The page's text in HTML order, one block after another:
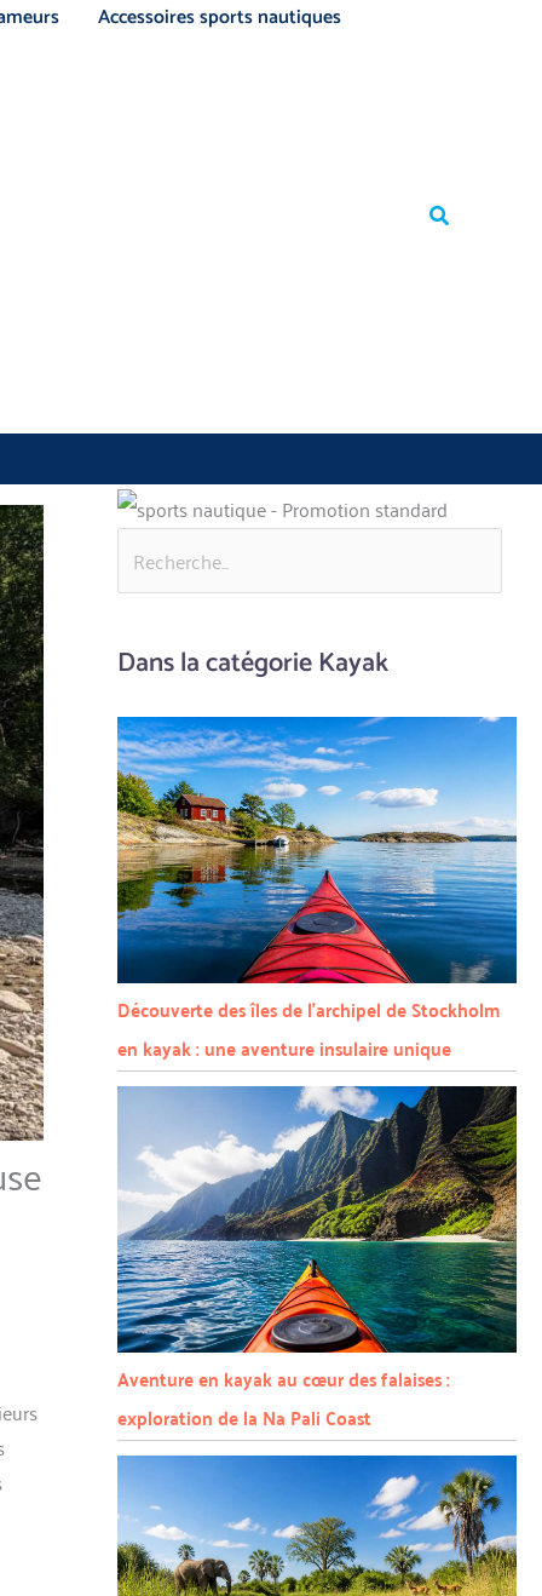
Accessoires sports nautiques
Rechercher
Rechercher
Dans la catégorie Kayak
Découverte des îles de l’archipel de Stockholm
en kayak : une aventure insulaire unique
Aventure en kayak au cœur des falaises :
exploration de la Na Pali Coast